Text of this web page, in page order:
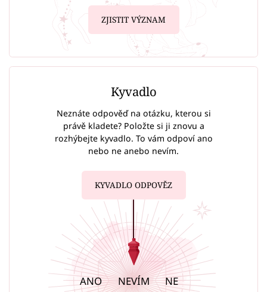
ZJISTIT VÝZNAM
Kyvadlo
Neznáte odpověď na otázku, kterou si
právě kladete? Položte si ji znovu a
rozhýbejte kyvadlo. To vám odpoví ano
nebo ne anebo nevím.
KYVADLO ODPOVĚZ
ANO NEVÍM NE